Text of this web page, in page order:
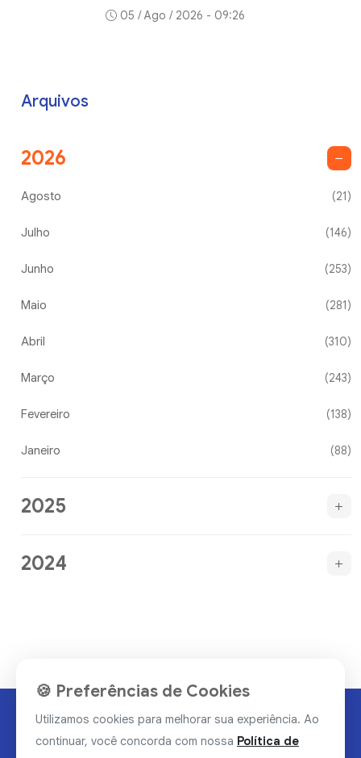
05 / Ago / 2026 - 09:26
Arquivos
2026
Agosto (21)
Julho (146)
Junho (253)
Maio (281)
Abril (310)
Março (243)
Fevereiro (138)
Janeiro (88)
2025
2024
🍪 Preferências de Cookies
Utilizamos cookies para melhorar sua experiência. Ao
continuar, você concorda com nossa Política de